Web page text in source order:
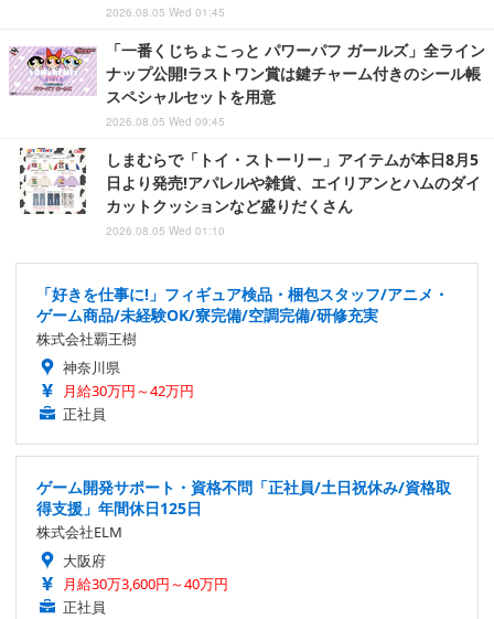
2026.08.05 Wed 01:45
「一番くじちょこっと パワーパフ ガールズ」全ライン
ナップ公開!ラストワン賞は鍵チャーム付きのシール帳
スペシャルセットを用意
2026.08.05 Wed 09:45
しまむらで「トイ・ストーリー」アイテムが本日8月5
日より発売!アパレルや雑貨、エイリアンとハムのダイ
カットクッションなど盛りだくさん
2026.08.05 Wed 01:10
「好きを仕事に!」フィギュア検品・梱包スタッフ/アニメ・
ゲーム商品/未経験OK/寮完備/空調完備/研修充実
株式会社覇王樹
神奈川県
月給30万円～42万円
正社員
ゲーム開発サポート・資格不問「正社員/土日祝休み/資格取
得支援」年間休日125日
株式会社ELM
大阪府
月給30万3,600円～40万円
正社員